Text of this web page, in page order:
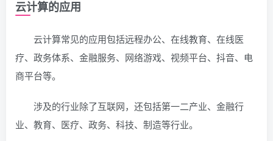
云计算的应用
云计算常见的应用包括远程办公、在线教育、在线医
疗、政务体系、金融服务、网络游戏、视频平台、抖音、电
商平台等。
涉及的行业除了互联网，还包括第一二产业、金融行
业、教育、医疗、政务、科技、制造等行业。